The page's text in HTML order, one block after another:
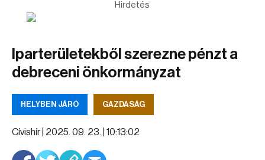
Hirdetés
Iparterületekből szerezne pénzt a
debreceni önkormányzat
HELYBEN JÁRÓ GAZDASÁG
Cívishír | 2025. 09. 23. | 10:13:02